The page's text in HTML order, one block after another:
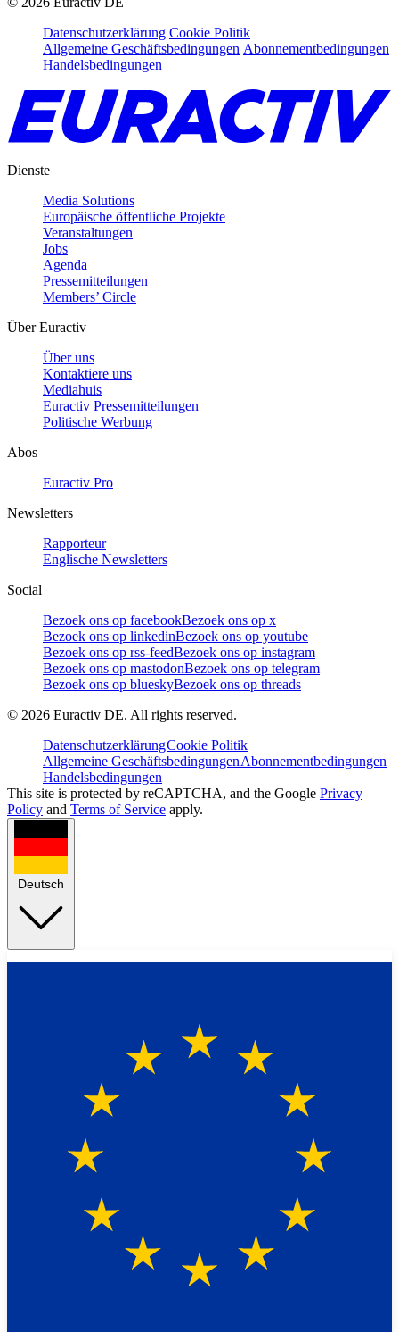
Datenschutzerklärung Cookie Politik
Allgemeine Geschäftsbedingungen Abonnementbedingungen
Handelsbedingungen
Dienste
Media Solutions
Europäische öffentliche Projekte
Veranstaltungen
Jobs
Agenda
Pressemitteilungen
Members’ Circle
Über Euractiv
Über uns
Kontaktiere uns
Mediahuis
Euractiv Pressemitteilungen
Politische Werbung
Abos
Euractiv Pro
Newsletters
Rapporteur
Englische Newsletters
Social
Bezoek ons op facebookBezoek ons op x
Bezoek ons op linkedinBezoek ons op youtube
Bezoek ons op rss-feedBezoek ons op instagram
Bezoek ons op mastodonBezoek ons op telegram
Bezoek ons op blueskyBezoek ons op threads
© 2026 Euractiv DE. All rights reserved.
DatenschutzerklärungCookie Politik
Allgemeine GeschäftsbedingungenAbonnementbedingungen
Handelsbedingungen
This site is protected by reCAPTCHA, and the Google Privacy
Policy and Terms of Service apply.
Deutsch